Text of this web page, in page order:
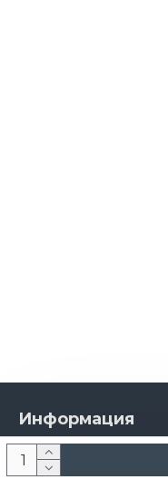
Информация
О компании
Новости и акции